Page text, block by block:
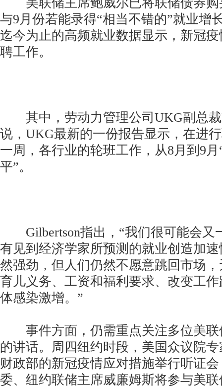
美联储主席鲍威尔已将联储债券购
与9月份若能录得“相当不错的”就业增
迄今为止的高频就业数据显示，新冠
聘工作。
其中，劳动力管理公司UKG副总裁
说，UKG最新的一份报告显示，在进
一周，各行业的轮班工作，从8月到9
平”。
Gilbertson指出，“我们很可能会又
有见到经济学家所预测的就业创造加
然强劲，但人们仍然不愿意跳回市场
育儿义务、工资和福利要求、改变工
体感染激增。”
事件方面，仍需重点关注多位美联
的讲话。周四纽约时段，美国众议院
财政部的新冠疫情应对措施举行听证
委、纽约联储主席威廉姆斯将参与美